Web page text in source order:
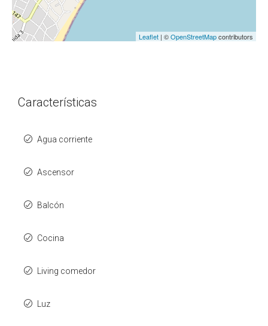
Leaflet | ©OpenStreetMapcontributors
Características
Agua corriente
Ascensor
Balcón
Cocina
Living comedor
Luz